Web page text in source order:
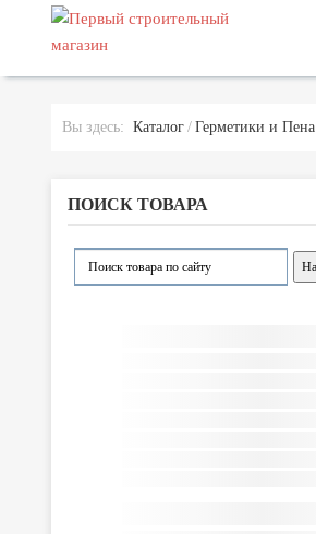
Вы здесь: Каталог Герметики и Пена
ПОИСК ТОВАРА